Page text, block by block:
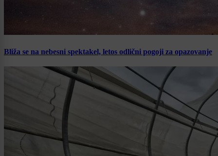
Bliža se na nebesni spektakel, letos odlični pogoji za opazovanje